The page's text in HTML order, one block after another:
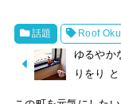
話題 Roof
ゆるやか
りをり と